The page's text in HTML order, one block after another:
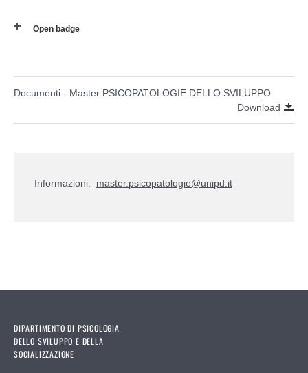
Open badge
Documenti - Master PSICOPATOLOGIE DELLO SVILUPPO
Download
Informazioni: master.psicopatologie@unipd.it
DIPARTIMENTO DI PSICOLOGIA
DELLO SVILUPPO E DELLA
SOCIALIZZAZIONE